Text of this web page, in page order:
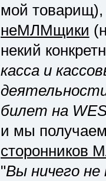
мой
неМЛМщики
некий
касса и
билет на
и мы
сторонников
"Вы ничего